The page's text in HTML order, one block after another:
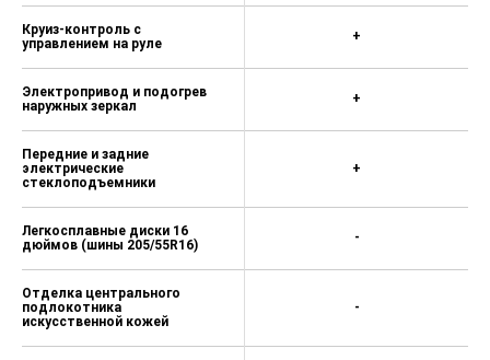
Круиз-контроль с
управлением на руле
Электропривод и подогрев
наружных зеркал
Передние и задние
электрические
стеклоподъемники
Легкосплавные диски 16
дюймов (шины 205/55R16)
Отделка центрального
подлокотника
искусственной кожей
+
+
+
-
-